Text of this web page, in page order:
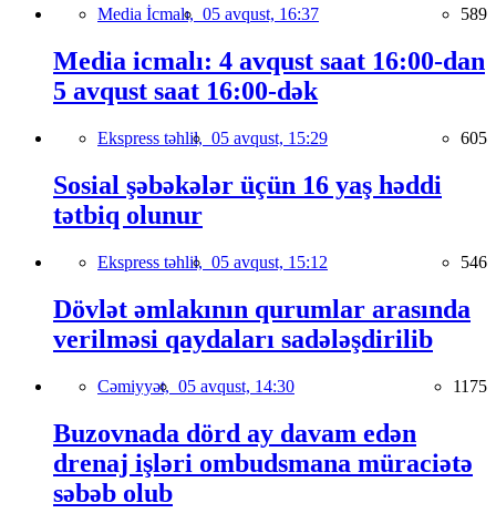
Media İcmalı, 05 avqust, 16:37 589
Media icmalı: 4 avqust saat 16:00-dan
5 avqust saat 16:00-dək
Ekspress təhlil, 05 avqust, 15:29 605
Sosial şəbəkələr üçün 16 yaş həddi
tətbiq olunur
Ekspress təhlil, 05 avqust, 15:12 546
Dövlət əmlakının qurumlar arasında
verilməsi qaydaları sadələşdirilib
Cəmiyyət, 05 avqust, 14:30 1175
Buzovnada dörd ay davam edən
drenaj işləri ombudsmana müraciətə
səbəb olub